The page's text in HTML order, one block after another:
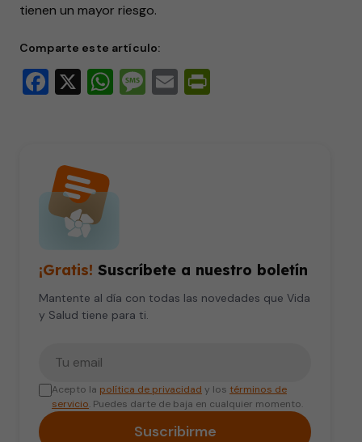
seconds
tienen un mayor riesgo.
Comparte este artículo:
Facebook
X WhatsApp
Message
Email
¡Gratis! Suscríbete a nuestro boletín
Mantente al día con todas las novedades que Vida
y Salud tiene para ti.
Acepto la política de privacidad y los términos de
servicio. Puedes darte de baja en cualquier momento.
Suscribirme